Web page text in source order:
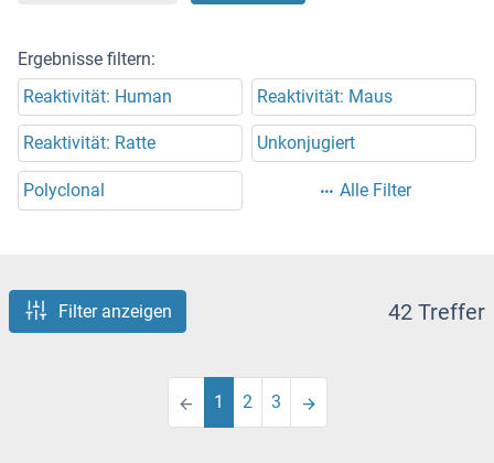
Ergebnisse filtern:
Reaktivität: Human
Reaktivität: Maus
Reaktivität: Ratte Unkonjugiert
Polyclonal Alle Filter
Filter anzeigen 42 Treffer
1 2 3